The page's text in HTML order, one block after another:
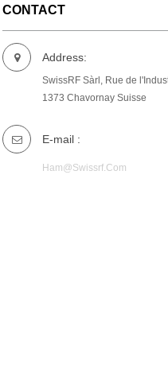
CONTACT
Address:
SwissRF Sàrl, Rue de
1373 Chavornay Suisse
E-mail :
Ham@swissrf.com